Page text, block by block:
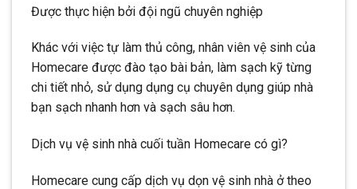
Được thực hiện bởi đội ngũ chuyên nghiệp
Khác với việc tự làm thủ công, nhân viên vệ sinh của
Homecare được đào tạo bài bản, làm sạch kỹ từng
chi tiết nhỏ, sử dụng dụng cụ chuyên dụng giúp nhà
bạn sạch nhanh hơn và sạch sâu hơn.
Dịch vụ vệ sinh nhà cuối tuần Homecare có gì?
Homecare cung cấp dịch vụ dọn vệ sinh nhà ở theo